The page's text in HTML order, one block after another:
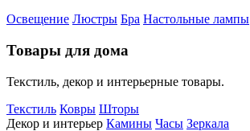
Освещение Люстры Бра Настольные лампы
Товары для дома
Текстиль, декор и интерьерные товары.
Текстиль Ковры Шторы
Декор и интерьер Камины Часы Зеркала